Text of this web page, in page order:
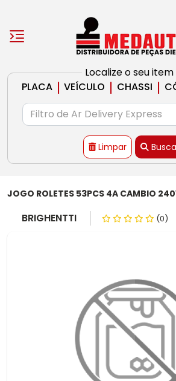
Localize o seu
PLACA | VEÍCULO | CHASSI |
Limpar
JOGO ROLETES 53PCS 4A CAMBIO
BRIGHENTTI (0)